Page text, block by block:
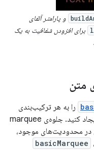
و پارامتر آلفای
برای افزودن شفافیت به یک
را به هر ترکیب‌بندی
اعمال کنید تا یک جلوه‌ی پیمایش متحرک ایجاد کنید. جلوه‌ی marquee
در محدودیت‌های موجود،
basicMarquee